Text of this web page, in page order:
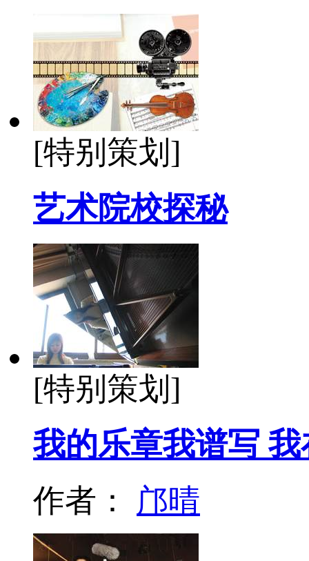
[特别策划]
艺术院校探秘
[特别策划]
我的乐章我谱写
作者： 邝晴